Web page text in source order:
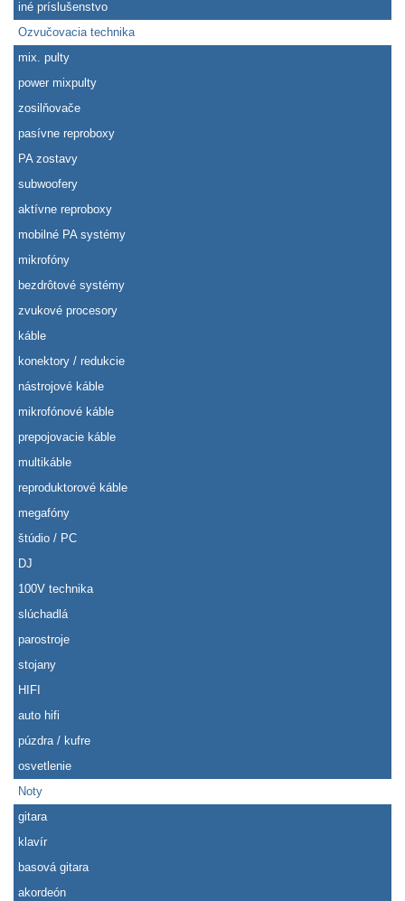
iné príslušenstvo
Ozvučovacia technika
mix. pulty
power mixpulty
zosilňovače
pasívne reproboxy
PA zostavy
subwoofery
aktívne reproboxy
mobilné PA systémy
mikrofóny
bezdrôtové systémy
zvukové procesory
káble
konektory / redukcie
nástrojové káble
mikrofónové káble
prepojovacie káble
multikáble
reproduktorové káble
megafóny
štúdio / PC
DJ
100V technika
slúchadlá
parostroje
stojany
HIFI
auto hifi
púzdra / kufre
osvetlenie
Noty
gitara
klavír
basová gitara
akordeón